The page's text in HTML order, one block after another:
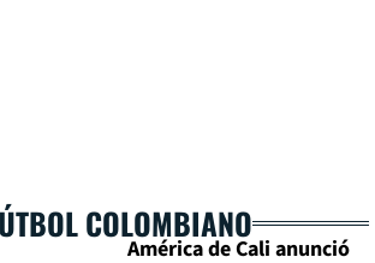
COLOMBIANO
América de Cali anunció